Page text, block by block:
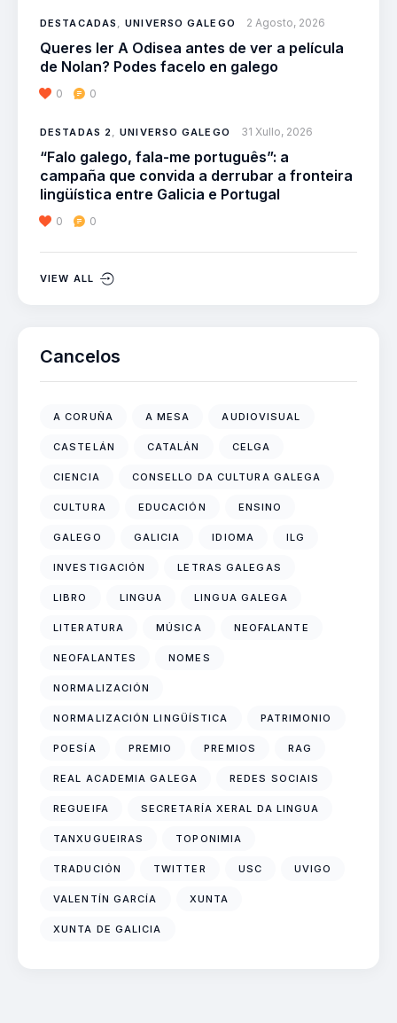
DESTACADAS ,UNIVERSO GALEGO 2 Agosto, 2026
Queres ler A Odisea antes de ver a película
de Nolan? Podes facelo en galego
0 0
DESTADAS 2,UNIVERSO GALEGO 31 Xullo, 2026
“Falo galego, fala-me português”: a
campaña que convida a derrubar a fronteira
lingüística entre Galicia e Portugal
0 0
VIEW ALL
Cancelos
A CORUÑA A MESA AUDIOVISUAL
CASTELÁN CATALÁN CELGA
CIENCIA CONSELLO DA CULTURA GALEGA
CULTURA EDUCACIÓN ENSINO
GALEGO GALICIA IDIOMA ILG
INVESTIGACIÓN LETRAS GALEGAS
LIBRO LINGUA LINGUA GALEGA
LITERATURA MÚSICA NEOFALANTE
NEOFALANTES NOMES
NORMALIZACIÓN
NORMALIZACIÓN LINGÜÍSTICA PATRIMONIO
POESÍA PREMIO PREMIOS RAG
REAL ACADEMIA GALEGA REDES SOCIAIS
REGUEIFA SECRETARÍA XERAL DA LINGUA
TANXUGUEIRAS TOPONIMIA
TRADUCIÓN TWITTER USC UVIGO
VALENTÍN GARCÍA XUNTA
XUNTA DE GALICIA